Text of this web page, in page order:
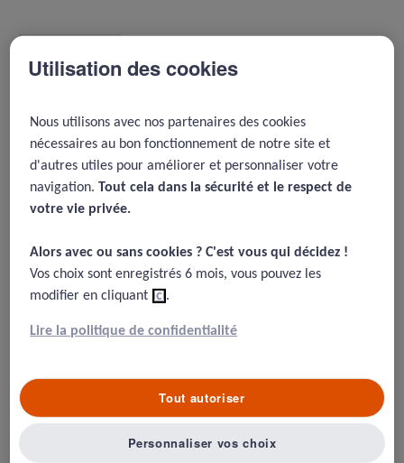
Sommaire
Panorama du risque professionnel
Des blessures fréquentes
Des outils et méthodes au service de la
sécurité
Christelle Teroy-Waysbort /MAJ : 26.09.2017
Dire que le métier de vétérinaire praticien est un métier
à risque est un truisme. Nombre de dangers présentant
une probabilité significative de s’exprimer sous forme
Utilisation des cookies
Nous utilisons avec nos partenaires des cookies
nécessaires au bon fonctionnement de notre site et
d'autres utiles pour améliorer et personnaliser votre
navigation.Tout cela dans la sécurité et le respect de
votre vie privée.​
Alors avec ou sans cookies ? C'est vous qui décidez !​
Vos choix sont enregistrés 6 mois, vous pouvez les
modifier en cliquant ici.
Lire la politique de confidentialité
Tout autoriser
Personnaliser vos choix